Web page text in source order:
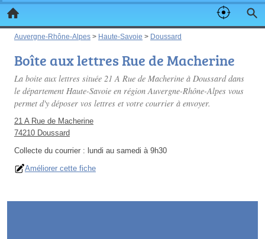
Auvergne-Rhône-Alpes > Haute-Savoie > Doussard
Boîte aux lettres Rue de Macherine
La boite aux lettres située 21 A Rue de Macherine à Doussard dans
le département Haute-Savoie en région Auvergne-Rhône-Alpes vous
permet d'y déposer vos lettres et votre courrier à envoyer.
21 A Rue de Macherine
74210 Doussard
Collecte du courrier : lundi au samedi à 9h30
Améliorer cette fiche